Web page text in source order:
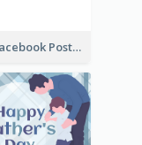
Blank Facebook Post